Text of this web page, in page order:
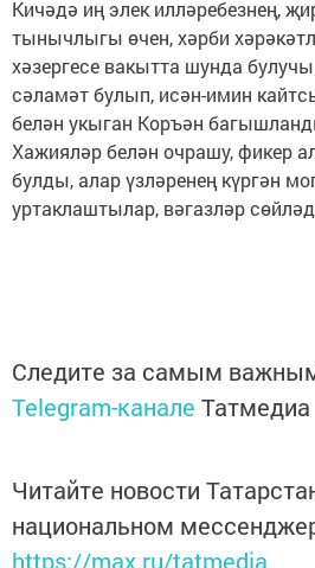
Кичәдә иң элек илләребезнең,
тынычлыгы өчен, хәрби
хәзергесе вакытта шунда
сәламәт булып, исән-имин
белән укыган Коръән
Хажияләр белән очрашу, фикер
булды, алар үзләренең күргән
уртаклаштылар, вәгазләр
Следите за самым
Telegram-канале Татмедиа
Читайте новости
национальном
https://max.ru/tatmedia